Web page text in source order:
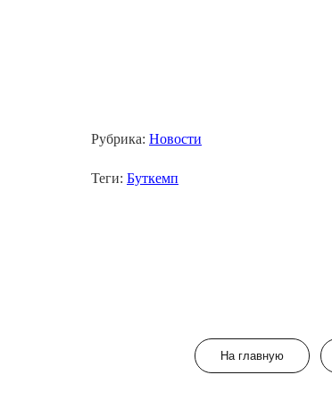
Рубрика: Новости
Теги: Буткемп
На главную